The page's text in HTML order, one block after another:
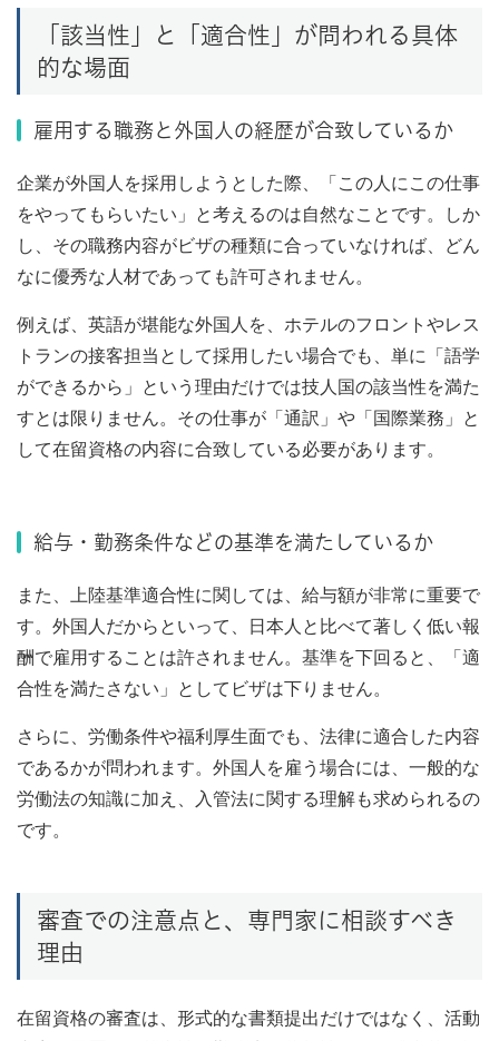
「該当性」と「適合性」が問われる具体
的な場面
雇用する職務と外国人の経歴が合致しているか
企業が外国人を採用しようとした際、「この人にこの仕事
をやってもらいたい」と考えるのは自然なことです。しか
し、その職務内容がビザの種類に合っていなければ、どん
なに優秀な人材であっても許可されません。
例えば、英語が堪能な外国人を、ホテルのフロントやレス
トランの接客担当として採用したい場合でも、単に「語学
ができるから」という理由だけでは技人国の該当性を満た
すとは限りません。その仕事が「通訳」や「国際業務」と
して在留資格の内容に合致している必要があります。
給与・勤務条件などの基準を満たしているか
また、上陸基準適合性に関しては、給与額が非常に重要で
す。外国人だからといって、日本人と比べて著しく低い報
酬で雇用することは許されません。基準を下回ると、「適
合性を満たさない」としてビザは下りません。
さらに、労働条件や福利厚生面でも、法律に適合した内容
であるかが問われます。外国人を雇う場合には、一般的な
労働法の知識に加え、入管法に関する理解も求められるの
です。
審査での注意点と、専門家に相談すべき
理由
在留資格の審査は、形式的な書類提出だけではなく、活動